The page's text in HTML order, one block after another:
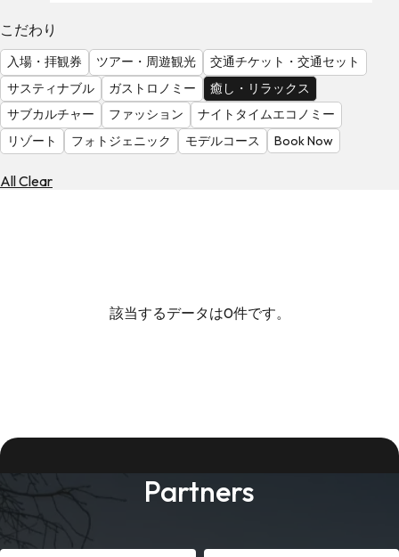
る
気
を
見
る
こだわり
入場・拝観券 ツアー・周遊観光
交通チケット・交通セット
サスティナブル
ガストロノミー
癒し・リラックス
サブカルチャー
ファッション
ナイトタイムエコノミー
リゾート
フォトジェニック モデルコース Book Now
All Clear
該当するデータは0件です。
Partners